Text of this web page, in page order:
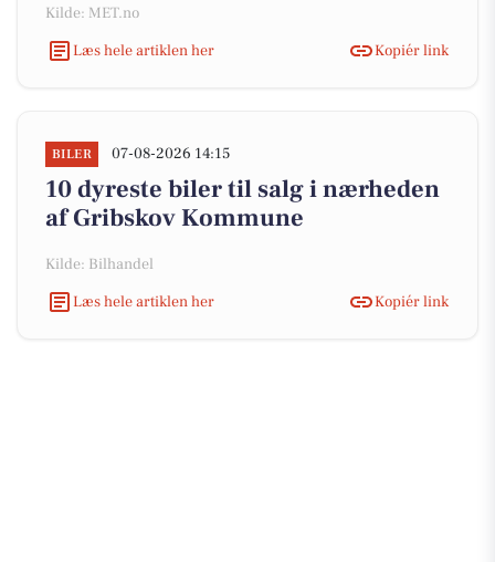
Kilde: MET.no
Læs hele artiklen her
Kopiér link
BILER 07-08-2026 14:15
10 dyreste biler til salg i nærheden
af Gribskov Kommune
Kilde: Bilhandel
Læs hele artiklen her
Kopiér link